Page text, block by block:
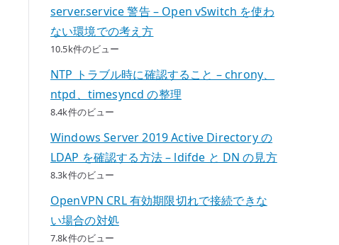
server.service 警告 – Open vSwitch を使わ
ない環境での考え方
10.5k件のビュー
NTP トラブル時に確認すること – chrony、
ntpd、timesyncd の整理
8.4k件のビュー
Windows Server 2019 Active Directory の
LDAP を確認する方法 – ldifde と DN の見方
8.3k件のビュー
OpenVPN CRL 有効期限切れで接続できな
い場合の対処
7.8k件のビュー